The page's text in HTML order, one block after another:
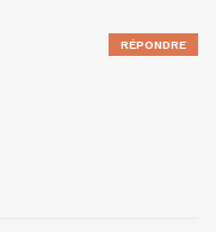
RÉPONDRE